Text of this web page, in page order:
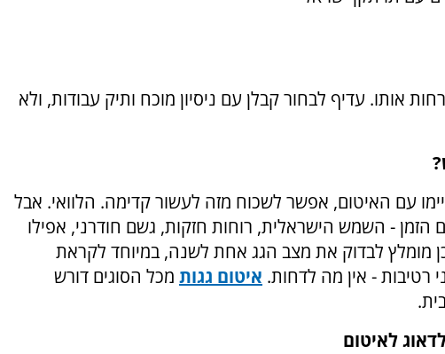
אותו. עדיף לבחור קבלן עם ניסיון מוכח ותיק עבודות, ולא
עם האיטום, אפשר לשכוח מזה לעשור קדימה. הלוואי. אבל
- השמש הישראלית, רוחות חזקות, גשם חודרני, אפילו
מומלץ לבדוק את מצב הגג אחת לשנה, במיוחד לקראת
רטיבות - אין מה לדחות. איטום גגות מכל הסוגים דורש
לאיטום